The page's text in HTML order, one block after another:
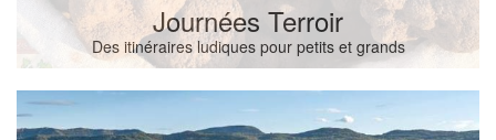
Journées Terroir
Des itinéraires ludiques pour petits et grands